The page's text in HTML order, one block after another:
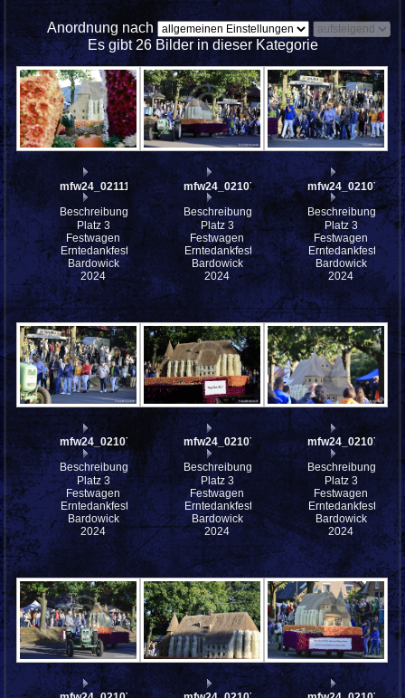
Anordnung nach
Es gibt 26 Bilder in dieser Kategorie
mfw24_0211185
Beschreibung:
Platz 3
Festwagen
Erntedankfest
Bardowick
2024
mfw24_0210796
Beschreibung:
Platz 3
Festwagen
Erntedankfest
Bardowick
2024
mfw24_0210795
Beschreibung:
Platz 3
Festwagen
Erntedankfest
Bardowick
2024
mfw24_0210794
Beschreibung:
Platz 3
Festwagen
Erntedankfest
Bardowick
2024
mfw24_0210792
Beschreibung:
Platz 3
Festwagen
Erntedankfest
Bardowick
2024
mfw24_0210786
Beschreibung:
Platz 3
Festwagen
Erntedankfest
Bardowick
2024